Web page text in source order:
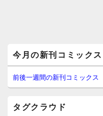
イ
ン
サ
イ
今月の新刊コミックス
前後一週間の新刊コミックス
タグクラウド